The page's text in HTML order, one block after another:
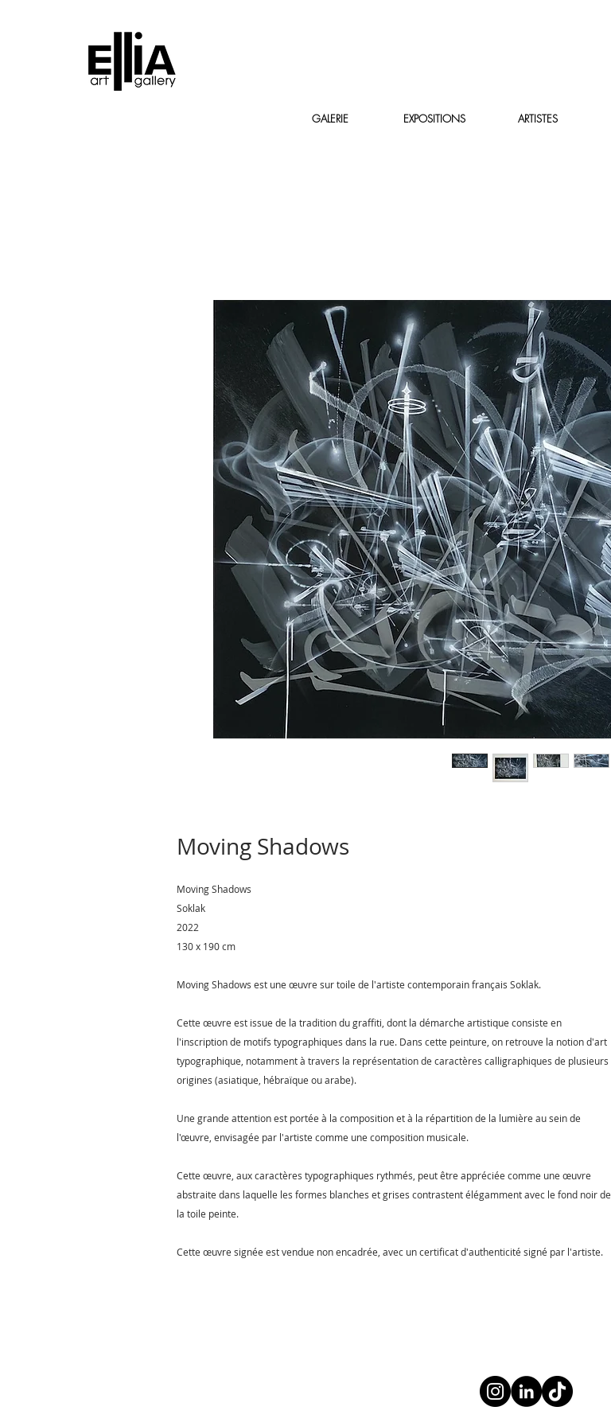
GALERIE EXPOSITIONS ARTISTES
Moving Shadows
Moving Shadows
Soklak
2022
130 x 190 cm
Moving Shadows est une œuvre sur toile de l'artiste contemporain français Soklak.
Cette œuvre est issue de la tradition du graffiti, dont la démarche artistique consiste en
l'inscription de motifs typographiques dans la rue. Dans cette peinture, on retrouve la notion d'art
typographique, notamment à travers la représentation de caractères calligraphiques de plusieurs
origines (asiatique, hébraïque ou arabe).
Une grande attention est portée à la composition et à la répartition de la lumière au sein de
l'œuvre, envisagée par l'artiste comme une composition musicale.
Cette œuvre, aux caractères typographiques rythmés, peut être appréciée comme une œuvre
abstraite dans laquelle les formes blanches et grises contrastent élégamment avec le fond noir de
la toile peinte.
Cette œuvre signée est vendue non encadrée, avec un certificat d'authenticité signé par l'artiste.